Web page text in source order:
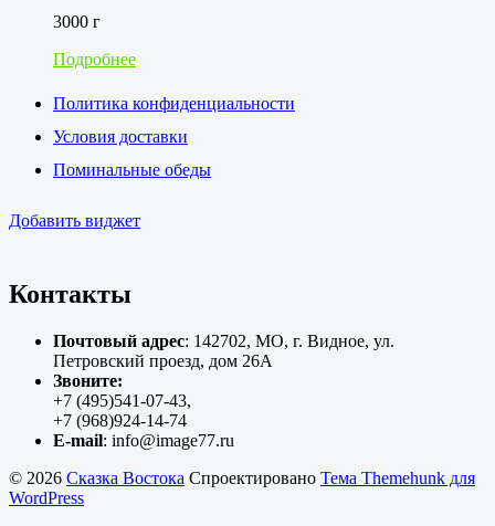
3000 г
Подробнее
Политика конфиденциальности
Условия доставки
Поминальные обеды
Добавить виджет
Контакты
Почтовый адрес: 142702, МО, г. Видное, ул.
Петровский проезд, дом 26А
Звоните:
+7 (495)541-07-43,
+7 (968)924-14-74
E-mail: info@image77.ru
© 2026 Сказка Востока Спроектировано Тема Themehunk для
WordPress